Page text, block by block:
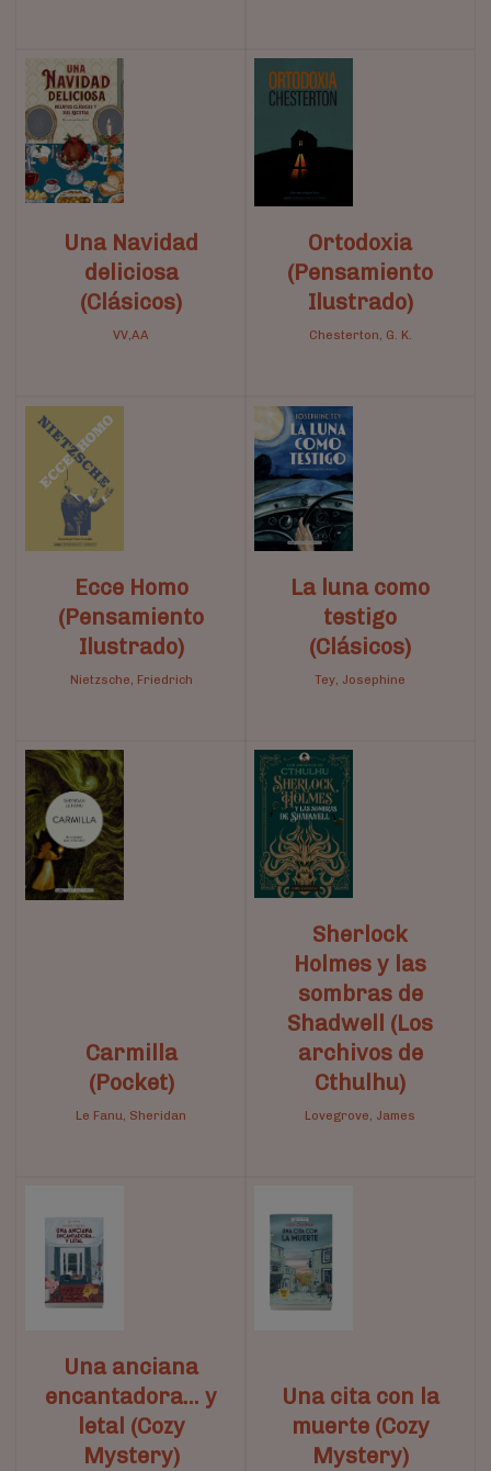
Una Navidad
deliciosa
(Clásicos)
VV,AA
Ortodoxia
(Pensamiento
Ilustrado)
Chesterton, G. K.
Ecce Homo
(Pensamiento
Ilustrado)
Nietzsche, Friedrich
La luna como
testigo
(Clásicos)
Tey, Josephine
Carmilla
(Pocket)
Le Fanu, Sheridan
Sherlock
Holmes y las
sombras de
Shadwell (Los
archivos de
Cthulhu)
Lovegrove, James
Una anciana
encantadora… y
letal (Cozy
Mystery)
Una cita con la
muerte (Cozy
Mystery)